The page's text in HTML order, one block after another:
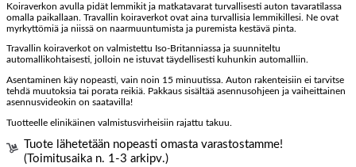
Koiraverkon avulla pidät lemmikit ja matkatavarat turvallisesti auton tavaratilassa
omalla paikallaan. Travallin koiraverkot ovat aina turvallisia lemmikillesi. Ne ovat
myrkyttömiä ja niissä on naarmuuntumista ja puremista kestävä pinta.
Travallin koiraverkot on valmistettu Iso-Britanniassa ja suunniteltu
automallikohtaisesti, jolloin ne istuvat täydellisesti kuhunkin automalliin.
Asentaminen käy nopeasti, vain noin 15 minuutissa. Auton rakenteisiin ei tarvitse
tehdä muutoksia tai porata reikiä. Pakkaus sisältää asennusohjeen ja vaiheittainen
asennusvideokin on saatavilla!
Tuotteelle elinikäinen valmistusvirheisiin rajattu takuu.
Tuote lähetetään nopeasti omasta varastostamme!
(Toimitusaika n. 1-3 arkipv.)